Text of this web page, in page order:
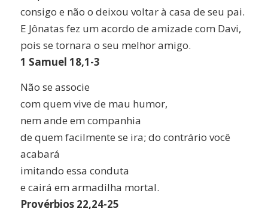
consigo e não o deixou voltar à casa de seu pai.
E Jônatas fez um acordo de amizade com Davi,
pois se tornara o seu melhor amigo.
1 Samuel 18,1-3
Não se associe
com quem vive de mau humor,
nem ande em companhia
de quem facilmente se ira; do contrário você
acabará
imitando essa conduta
e cairá em armadilha mortal.
Provérbios 22,24-25